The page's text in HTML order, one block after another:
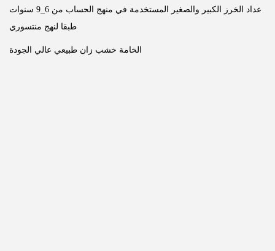
عداد الخرز الكبير والصغير المستخدمة في منهج الحساب من 6_9 سنوات
طبقا لنهج منتسوري
الخامة خشب زان طبيعي عالي الجودة